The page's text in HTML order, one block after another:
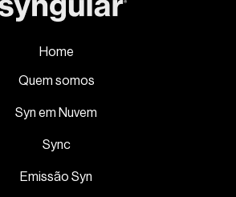
Home
Quem somos
Syn em Nuvem
Sync
Emissão Syn